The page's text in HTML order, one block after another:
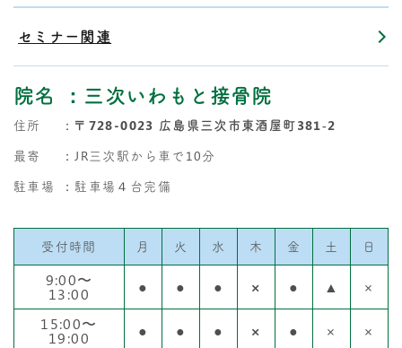
セミナー関連
院名 ：三次いわもと接骨院
住所 ： 〒728-0023 広島県三次市東酒屋町381‐2
最寄
：JR三次駅から車で10分
駐車場
：駐車場４台完備
受付時間 月 火 水 木 金 土 日
9:00〜
13:00 ● ● ● × ● ▲
×
15:00〜
19:00 ● ● ● × ● × ×